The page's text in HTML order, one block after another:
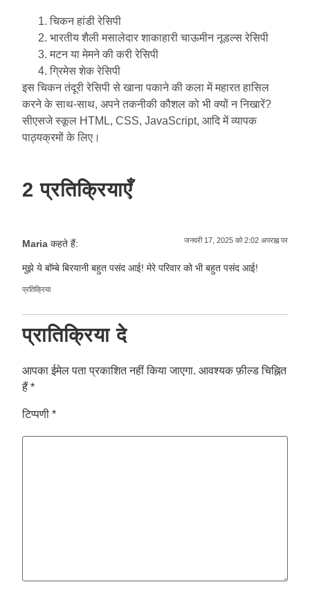
चिकन हांडी रेसिपी
भारतीय शैली मसालेदार शाकाहारी चाऊमीन नूडल्स रेसिपी
मटन या मेमने की करी रेसिपी
ग्रिमेस शेक रेसिपी
इस चिकन तंदूरी रेसिपी से खाना पकाने की कला में महारत हासिल
करने के साथ-साथ, अपने तकनीकी कौशल को भी क्यों न निखारें?
सीएसजे स्कूल HTML, CSS, JavaScript, आदि में व्यापक
पाठ्यक्रमों के लिए।
2 प्रतिक्रियाएँ
Maria कहते हैं: जनवरी 17, 2025 को 2:02 अपराह्न पर
मुझे ये बॉम्बे बिरयानी बहुत पसंद आई! मेरे परिवार को भी बहुत पसंद आई!
प्रतिक्रिया
प्रातिक्रिया दे
आपका ईमेल पता प्रकाशित नहीं किया जाएगा. आवश्यक फ़ील्ड चिह्नित
हैं *
टिप्पणी *